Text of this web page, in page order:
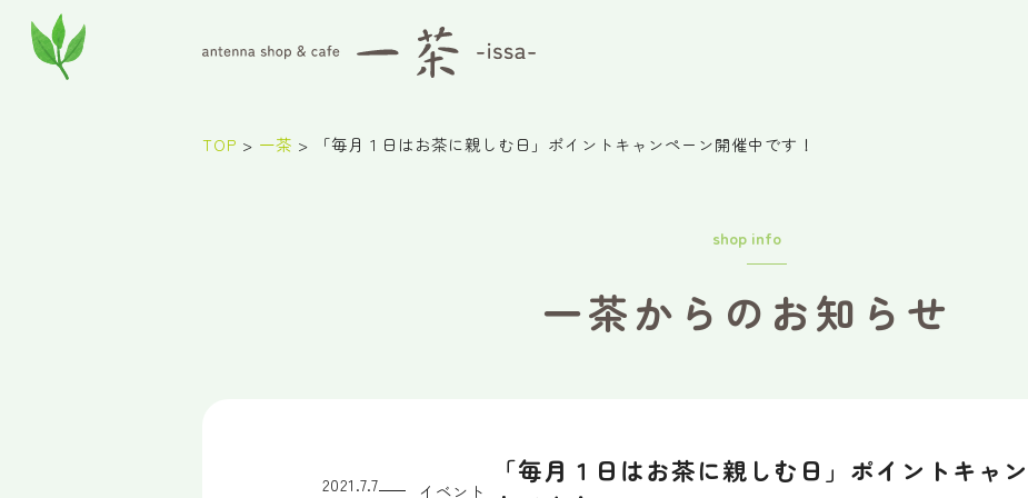
TOP > 一茶 > 「毎月１日はお茶に親しむ日」ポイントキャンペーン開催中です！
shop info
一茶からのお知らせ
2021.7.7 イベント
「毎月１日はお茶に親しむ日」ポイントキャ